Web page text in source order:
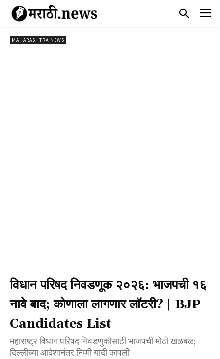
MAHARASHTRA NEWS
विधान परिषद निवडणूक २०२६: भाजपची १६
नावे बाद; कोणाला लागणार लॉटरी? | BJP
Candidates List
महाराष्ट्र विधान परिषद निवडणुकीसाठी भाजपची मोठी खळबळ;
दिल्लीच्या आदेशानंतर निम्मी यादी कापली